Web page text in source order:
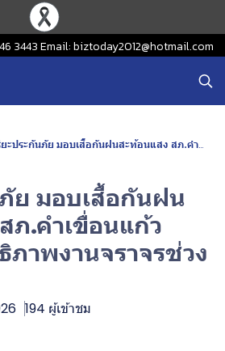
3443 Email: biztoday2012@hotmail.com
ประกันภัย มอบเสื้อกันฝนสะท้อนแสง สภ.คำเขื่อนแก้ว เสริมประสิทธิภาพงานจราจรช่วงฤดูฝน
ย มอบเสื้อกันฝน
ภ.คำเขื่อนแก้ว
ภาพงานจราจรช่วง
194 ผู้เข้าชม